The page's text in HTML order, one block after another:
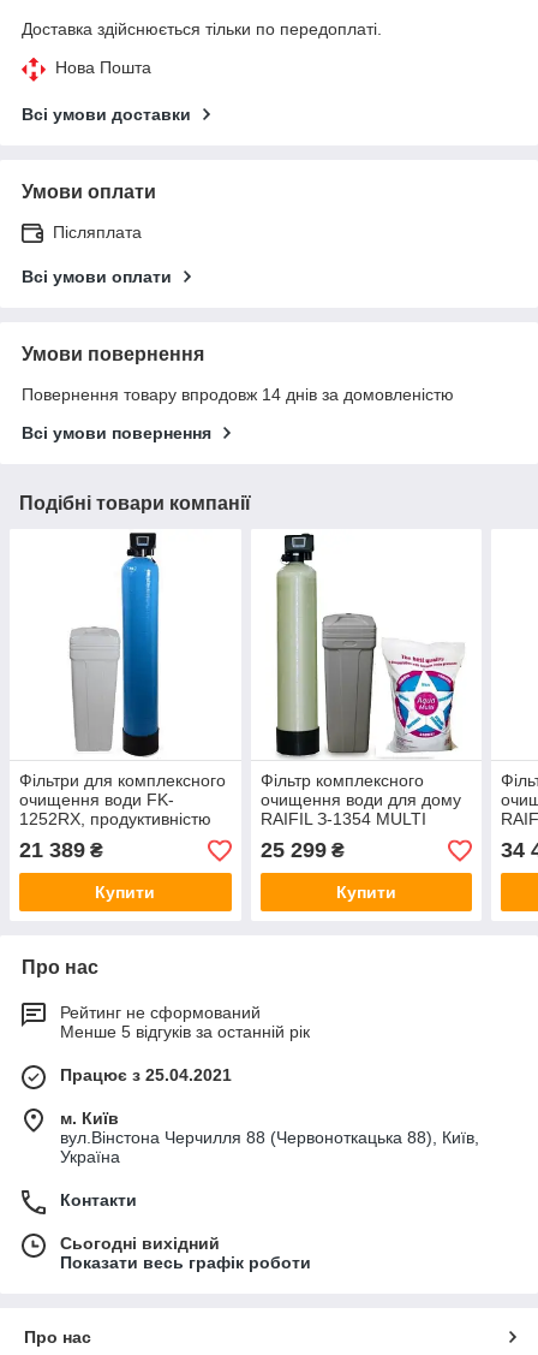
Доставка здійснюється тільки по передоплаті.
Нова Пошта
Всі умови доставки
Умови оплати
Післяплата
Всі умови оплати
Умови повернення
Повернення товару впродовж 14 днів за домовленістю
Всі умови повернення
Подібні товари компанії
Фільтри для комплексного
очищення води FK-
1252RX, продуктивністю
до 1,8 м3/годину (F159B)
21 389 ₴
Купити
Фільтр комплексного
очищення води для дому
RAIFIL З-1354 MULTI
RX63C3
25 299₴
Купити
34
Про нас
Рейтинг не сформований
Менше 5 відгуків за останній рік
Працює з 25.04.2021
м. Київ
вул.Вінстона Черчилля 88 (Червоноткацька 88), Київ,
Україна
Контакти
Сьогодні вихідний
Показати весь графік роботи
Про нас